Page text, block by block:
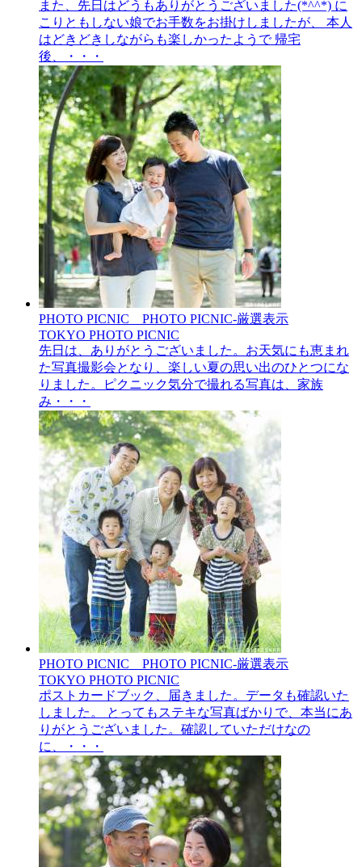
また、先日はどうもありがとうございました(*^^*) に
こりともしない娘でお手数をお掛けしましたが、 本人
はどきどきしながらも楽しかったようで 帰宅
後、・・・
PHOTO PICNIC__PHOTO PICNIC-厳選表示
TOKYO PHOTO PICNIC
先日は、ありがとうございました。お天気にも恵まれ
た写真撮影会となり、楽しい夏の思い出のひとつにな
りました。ピクニック気分で撮れる写真は、家族
み・・・
PHOTO PICNIC__PHOTO PICNIC-厳選表示
TOKYO PHOTO PICNIC
ポストカードブック、届きました。データも確認いた
しました。 とってもステキな写真ばかりで、本当にあ
りがとうございました。確認していただけなの
に、・・・